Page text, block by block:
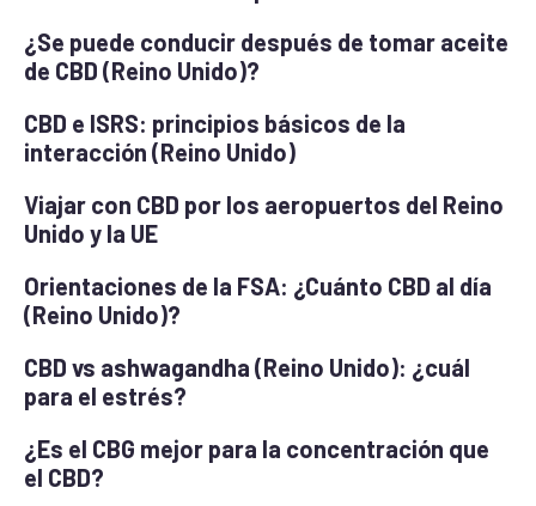
¿Se puede conducir después de tomar aceite
de CBD (Reino Unido)?
CBD e ISRS: principios básicos de la
interacción (Reino Unido)
Viajar con CBD por los aeropuertos del Reino
Unido y la UE
Orientaciones de la FSA: ¿Cuánto CBD al día
(Reino Unido)?
CBD vs ashwagandha (Reino Unido): ¿cuál
para el estrés?
¿Es el CBG mejor para la concentración que
el CBD?